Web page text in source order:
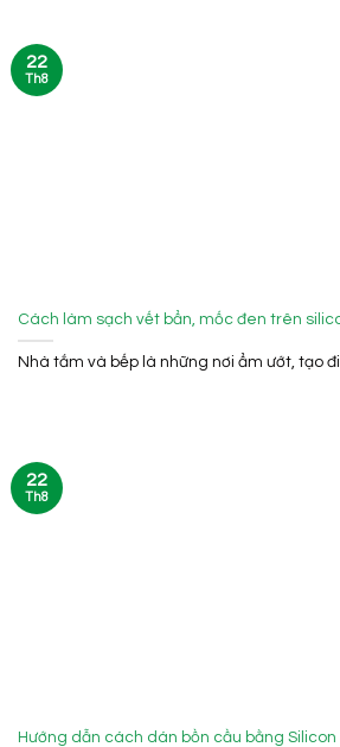
Cách làm sạch vết bẩn, mốc đen trên
Nhà tắm và bếp là những nơi ẩm ướt, tạo
22
Th8
Hướng dẫn cách dán bồn cầu bằng Silicon
22
Th8